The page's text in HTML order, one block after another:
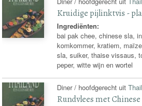
Kruidige pijlinktvis -
Ingrediënten:
bai pak chee, chinese sla,
komkommer, kratiem,
sla, suiker, thaise vissaus,
peper, witte wijn en wortel
Diner / hoofdgerecht uit
Rundvlees met